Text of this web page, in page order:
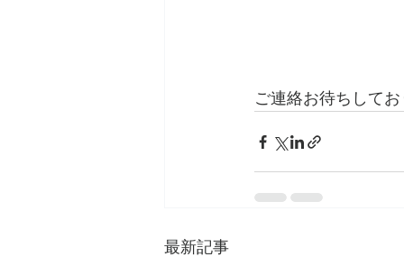
ご連絡お待ちして
最新記事